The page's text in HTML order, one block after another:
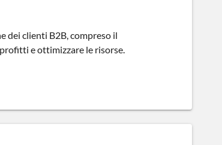
dei clienti B2B, compreso il
e ottimizzare le risorse.